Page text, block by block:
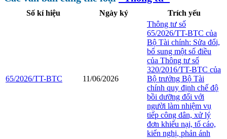
Số kí hiệu Ngày ký Trích yếu
65/2026/TT-BTC 11/06/2026
Thông tư số
65/2026/TT-BTC của
Bộ Tài chính: Sửa đổi,
bổ sung một số điều
của Thông tư số
320/2016/TT-BTC của
Bộ trưởng Bộ Tài
chính quy định chế độ
bồi dưỡng đối với
người làm nhiệm vụ
tiếp công dân, xử lý
đơn khiếu nại, tố cáo,
kiến nghị, phản ánh